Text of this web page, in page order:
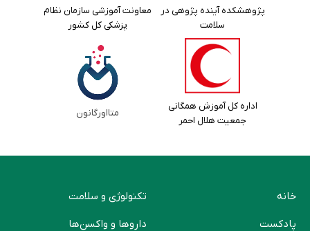
پژوهشکده آینده پژوهی در
سلامت
معاونت آموزشی سازمان نظام
پزشکی کل کشور
اداره کل آموزش همگانی
جمعیت هلال احمر
متااورگانون
خانه
پادکست
تکنولوژی و سلامت
دارو‌ها و واکسن‌ها